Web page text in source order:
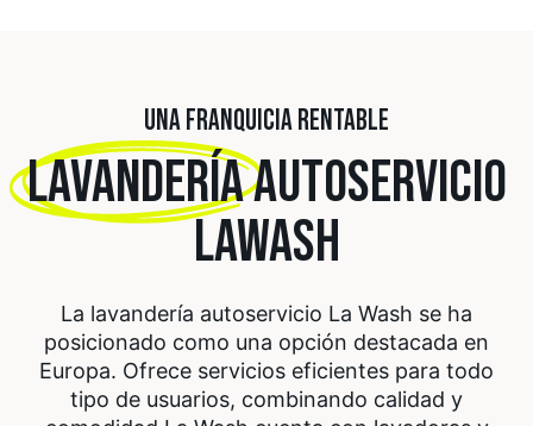
UNA FRANQUICIA RENTABLE
LAVANDERÍAAUTOSERVICIO
LAWASH
La lavandería autoservicio La Wash se ha
posicionado como una opción destacada en
Europa. Ofrece servicios eficientes para todo
tipo de usuarios, combinando calidad y